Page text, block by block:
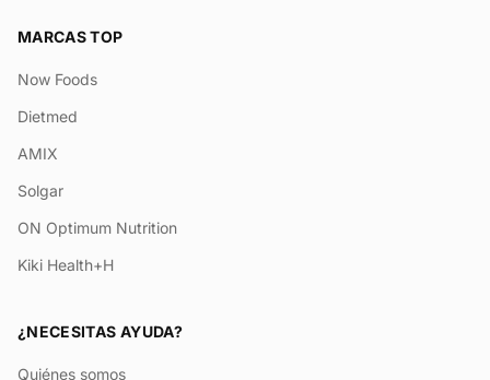
MARCAS TOP
Now Foods
Dietmed
AMIX
Solgar
ON Optimum Nutrition
Kiki Health+H
¿NECESITAS AYUDA?
Quiénes somos